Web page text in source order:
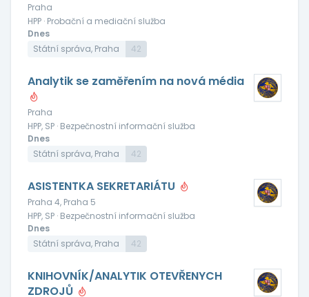
Praha
HPP · Probační a mediační služba
Dnes
Státní správa, Praha
42
Analytik se zaměřením na nová média
Praha
HPP, SP · Bezpečnostní informační služba
Dnes
Státní správa, Praha
42
ASISTENTKA SEKRETARIÁTU
Praha 4, Praha 5
HPP, SP · Bezpečnostní informační služba
Dnes
Státní správa, Praha
42
KNIHOVNÍK/ANALYTIK OTEVŘENYCH
ZDROJŮ